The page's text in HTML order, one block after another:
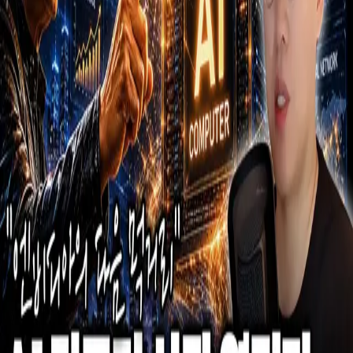
우성짱의 문서
☀️ Toggle theme
전체 YouTubeArticleTagsAuthorsHub
홈/태그 찾기/#edge-computing
Tag2 건YouTube1Article1
#edge-computing
이 태그와 연결된 문서를 한곳에서 모아보고, 함께 자주 등장
하는 연관 태그까지 이어서 탐색할 수 있습니다.
연관 태그
# ai-development-acceleration공동문서1· 연관도 71%
ai-pc-
megacycle
공동문서 1 · 연관도 71 %#arm-windows 공동문서
연관도71 %#developer-role-shift 공동문서1 · 연관도 #
js 공동문서1· 연관도 71 %#mediatek공동문서 1
· 연관도
71 % #nodejs-runtime공동문서1· 연관도71
product-build-story
공동문서
· 연관도71% #wasmer공동문서
· 연관도
%#webassembly 공동문서1· 연관도71%
2026년 6월 3일